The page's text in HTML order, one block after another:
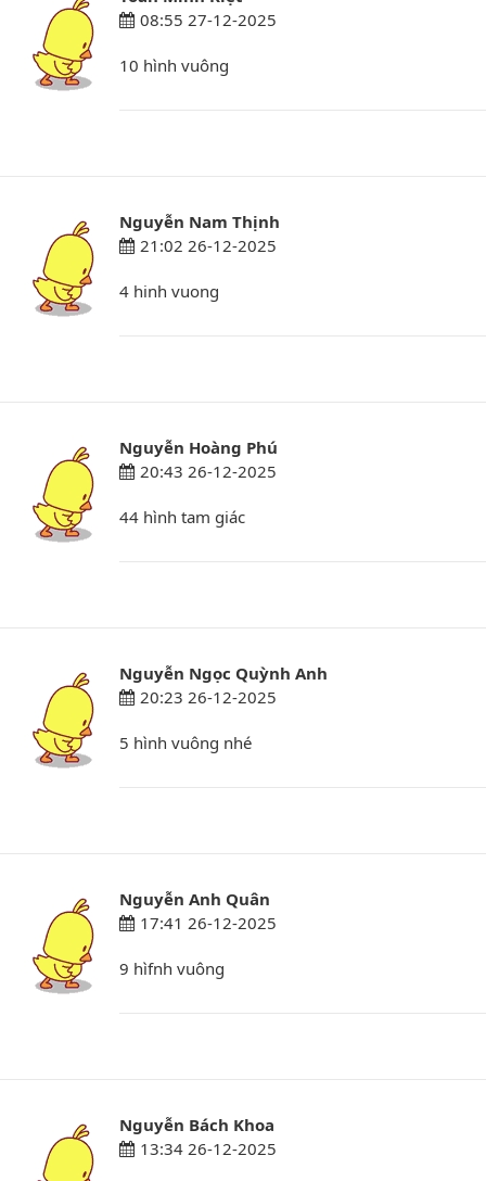
08:55 27-12-2025
10 hình vuông
Nguyễn Nam Thịnh
21:02 26-12-2025
4 hinh vuong
Nguyễn Hoàng Phú
20:43 26-12-2025
44 hình tam giác
Nguyễn Ngọc Quỳnh Anh
20:23 26-12-2025
5 hình vuông nhé
Nguyễn Anh Quân
17:41 26-12-2025
9 hìfnh vuông
Nguyễn Bách Khoa
13:34 26-12-2025